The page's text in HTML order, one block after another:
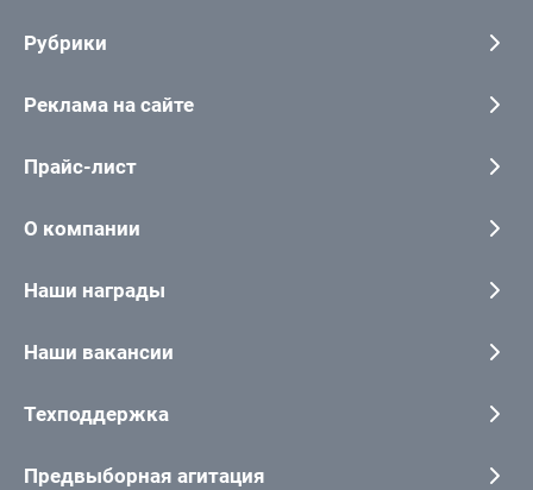
Рубрики
Реклама на сайте
Прайс-лист
О компании
Наши награды
Наши вакансии
Техподдержка
Предвыборная агитация